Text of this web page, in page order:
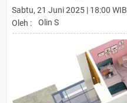
Sabtu, 21 Juni 2025 | 18:00 WIB
Oleh :
Olin S